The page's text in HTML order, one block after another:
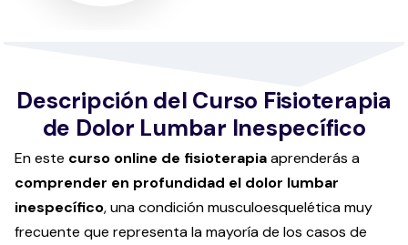
Descripción del Curso Fisioterapia
de Dolor Lumbar Inespecífico
En este curso online de fisioterapiaaprenderás a
comprender en profundidad el dolor lumbar
inespecífico, una condición musculoesquelética muy
frecuente que representa la mayoría de los casos de